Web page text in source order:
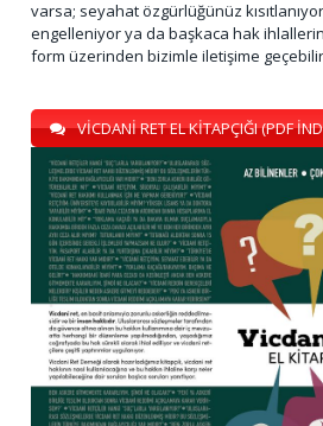
varsa; seyahat özgürlüğünüz
engelleniyor ya da başkaca hak
form üzerinden bizimle iletişime
VİCDANİ RET EL KİTAPÇIĞI (PDF